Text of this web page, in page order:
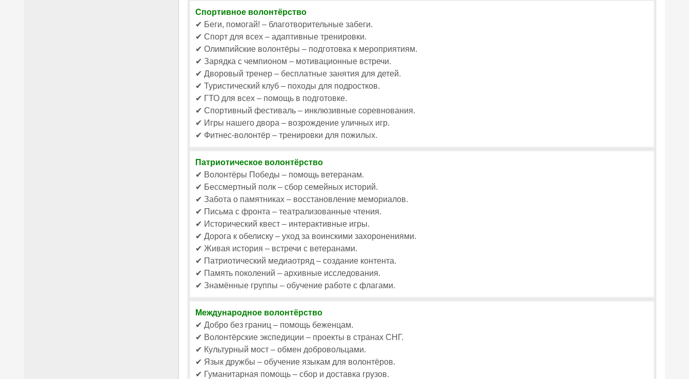
Спортивное волонтёрство
✔ Беги, помогай! – благотворительные забеги.
✔ Спорт для всех – адаптивные тренировки.
✔ Олимпийские волонтёры – подготовка к мероприятиям.
✔ Зарядка с чемпионом – мотивационные встречи.
✔ Дворовый тренер – бесплатные занятия для детей.
✔ Туристический клуб – походы для подростков.
✔ ГТО для всех – помощь в подготовке.
✔ Спортивный фестиваль – инклюзивные соревнования.
✔ Игры нашего двора – возрождение уличных игр.
✔ Фитнес-волонтёр – тренировки для пожилых.
Патриотическое волонтёрство
✔ Волонтёры Победы – помощь ветеранам.
✔ Бессмертный полк – сбор семейных историй.
✔ Забота о памятниках – восстановление мемориалов.
✔ Письма с фронта – театрализованные чтения.
✔ Исторический квест – интерактивные игры.
✔ Дорога к обелиску – уход за воинскими захоронениями.
✔ Живая история – встречи с ветеранами.
✔ Патриотический медиаотряд – создание контента.
✔ Память поколений – архивные исследования.
✔ Знамённые группы – обучение работе с флагами.
Международное волонтёрство
✔ Добро без границ – помощь беженцам.
✔ Волонтёрские экспедиции – проекты в странах СНГ.
✔ Культурный мост – обмен добровольцами.
✔ Язык дружбы – обучение языкам для волонтёров.
✔ Гуманитарная помощь – сбор и доставка грузов.